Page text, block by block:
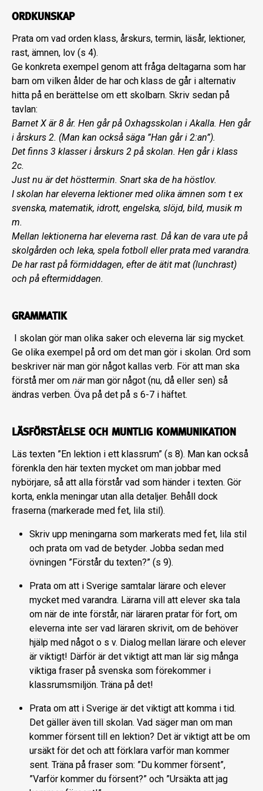
ORDKUNSKAP
Prata om vad orden klass, årskurs, termin, läsår, lektioner,
rast, ämnen, lov (s 4).
Ge konkreta exempel genom att fråga deltagarna som har
barn om vilken ålder de har och klass de går i alternativ
hitta på en berättelse om ett skolbarn. Skriv sedan på
tavlan:
Barnet X är 8 år. Hen går på Oxhagsskolan i Akalla. Hen går
i årskurs 2. (Man kan också säga ”Han går i 2:an”).
Det finns 3 klasser i årskurs 2 på skolan. Hen går i klass
2c.
Just nu är det hösttermin. Snart ska de ha höstlov.
I skolan har eleverna lektioner med olika ämnen som t ex
svenska, matematik, idrott, engelska, slöjd, bild, musik m
m.
Mellan lektionerna har eleverna rast. Då kan de vara ute på
skolgården och leka, spela fotboll eller prata med varandra.
De har rast på förmiddagen, efter de ätit mat (lunchrast)
och på eftermiddagen.
GRAMMATIK
I skolan gör man olika saker och eleverna lär sig mycket.
Ge olika exempel på ord om det man gör i skolan. Ord som
beskriver när man gör något kallas verb. För att man ska
förstå mer om närman gör något (nu, då eller sen) så
ändras verben. Öva på det på s 6-7 i häftet.
LÄSFÖRSTÅELSE OCH MUNTLIG KOMMUNIKATION
Läs texten ”En lektion i ett klassrum” (s 8). Man kan också
förenkla den här texten mycket om man jobbar med
nybörjare, så att alla förstår vad som händer i texten. Gör
korta, enkla meningar utan alla detaljer. Behåll dock
fraserna (markerade med fet, lila stil).
Skriv upp meningarna som markerats med fet, lila stil
och prata om vad de betyder. Jobba sedan med
övningen ”Förstår du texten?” (s 9).
Prata om att i Sverige samtalar lärare och elever
mycket med varandra. Lärarna vill att elever ska tala
om när de inte förstår, när läraren pratar för fort, om
eleverna inte ser vad läraren skrivit, om de behöver
hjälp med något o s v. Dialog mellan lärare och elever
är viktigt! Därför är det viktigt att man lär sig många
viktiga fraser på svenska som förekommer i
klassrumsmiljön. Träna på det!
Prata om att i Sverige är det viktigt att komma i tid.
Det gäller även till skolan. Vad säger man om man
kommer försent till en lektion? Det är viktigt att be om
ursäkt för det och att förklara varför man kommer
sent. Träna på fraser som: ”Du kommer försent”,
”Varför kommer du försent?” och ”Ursäkta att jag